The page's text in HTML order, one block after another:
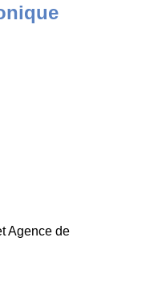
Agence de